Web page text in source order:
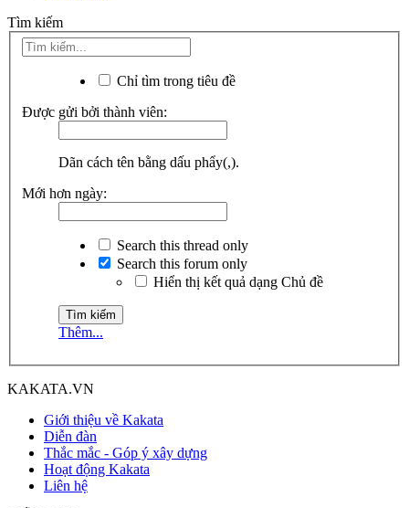
Tìm kiếm
Chỉ tìm trong tiêu đề
Được gửi bởi thành viên:
Dãn cách tên bằng dấu phẩy(,).
Mới hơn ngày:
Search this thread only
Search this forum only
Hiển thị kết quả dạng Chủ đề
Thêm...
KAKATA.VN
Giới thiệu về Kakata
Diễn đàn
Thắc mắc - Góp ý xây dựng
Hoạt động Kakata
Liên hệ